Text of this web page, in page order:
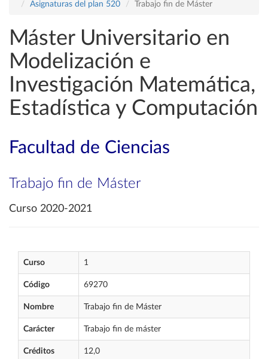
Asignaturas del plan 520
Trabajo fin de Máster
Máster Universitario en
Modelización e
Investigación Matemática,
Estadística y Computación
Facultad de Ciencias
Trabajo fin de Máster
Curso 2020-2021
Curso 1
Código 69270
Nombre Trabajo fin de Máster
Carácter Trabajo fin de máster
Créditos 12,0